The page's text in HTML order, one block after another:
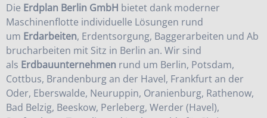
Die Erdplan Berlin GmbH bietet dank moderner
Maschinenflotte individuelle Lösungen rund
um Erdarbeiten, Erdentsorgung, Baggerarbeiten und Ab
brucharbeiten mit Sitz in Berlin an. Wir sind
als Erdbauunternehmen rund um Berlin, Potsdam,
Cottbus, Brandenburg an der Havel, Frankfurt an der
Oder, Eberswalde, Neuruppin, Oranienburg, Rathenow,
Bad Belzig, Beeskow, Perleberg, Werder (Havel),